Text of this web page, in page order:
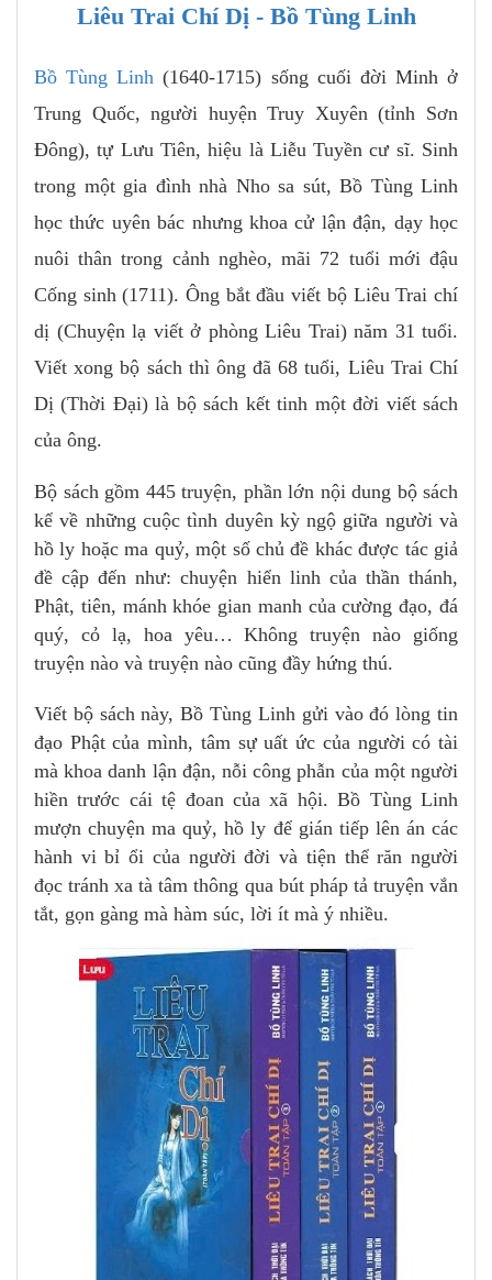
Liêu Trai Chí Dị - Bồ Tùng Linh
Bồ Tùng Linh (1640-1715) sống cuối đời Minh ở
Trung Quốc, người huyện Truy Xuyên (tỉnh Sơn
Đông), tự Lưu Tiên, hiệu là Liễu Tuyền cư sĩ. Sinh
trong một gia đình nhà Nho sa sút, Bồ Tùng Linh
học thức uyên bác nhưng khoa cử lận đận, dạy học
nuôi thân trong cảnh nghèo, mãi 72 tuổi mới đậu
Cống sinh (1711). Ông bắt đầu viết bộ Liêu Trai chí
dị (Chuyện lạ viết ở phòng Liêu Trai) năm 31 tuổi.
Viết xong bộ sách thì ông đã 68 tuổi, Liêu Trai Chí
Dị (Thời Đại) là bộ sách kết tinh một đời viết sách
của ông.
Bộ sách gồm 445 truyện, phần lớn nội dung bộ sách
kể về những cuộc tình duyên kỳ ngộ giữa người và
hồ ly hoặc ma quỷ, một số chủ đề khác được tác giả
đề cập đến như: chuyện hiển linh của thần thánh,
Phật, tiên, mánh khóe gian manh của cường đạo, đá
quý, cỏ lạ, hoa yêu… Không truyện nào giống
truyện nào và truyện nào cũng đầy hứng thú.
Viết bộ sách này, Bồ Tùng Linh gửi vào đó lòng tin
đạo Phật của mình, tâm sự uất ức của người có tài
mà khoa danh lận đận, nỗi công phẫn của một người
hiền trước cái tệ đoan của xã hội. Bồ Tùng Linh
mượn chuyện ma quỷ, hồ ly để gián tiếp lên án các
hành vi bỉ ổi của người đời và tiện thể răn người
đọc tránh xa tà tâm thông qua bút pháp tả truyện vắn
tắt, gọn gàng mà hàm súc, lời ít mà ý nhiều.